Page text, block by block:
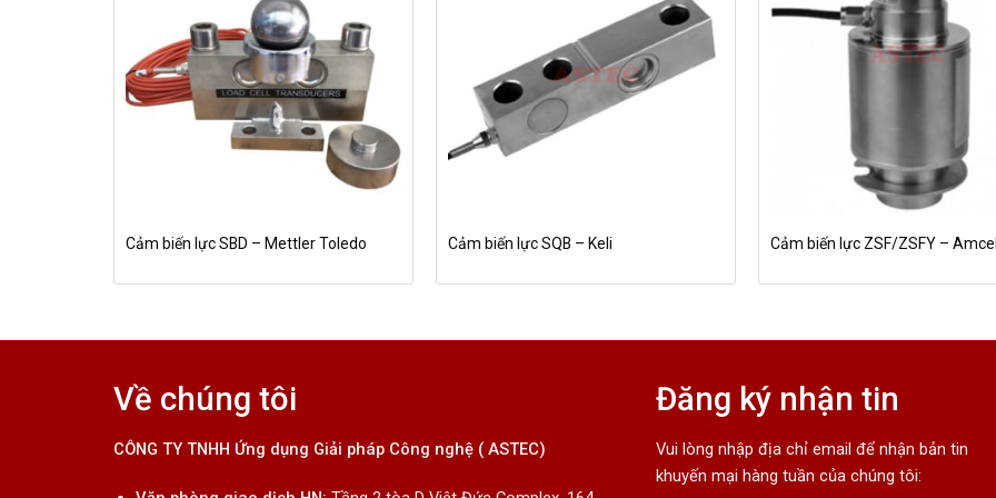
Cảm biến lực SBD – Mettler Toledo Cảm biến lực SQB – Keli Cảm biến lực ZSF/ZSFY –
Về chúng tôi
CÔNG TY TNHH Ứng dụng Giải pháp Công nghệ ( ASTEC)
Đăng ký nhận tin
Vui lòng nhập địa chỉ email để nhận bản tin
khuyến mại hàng tuần của chúng tôi: